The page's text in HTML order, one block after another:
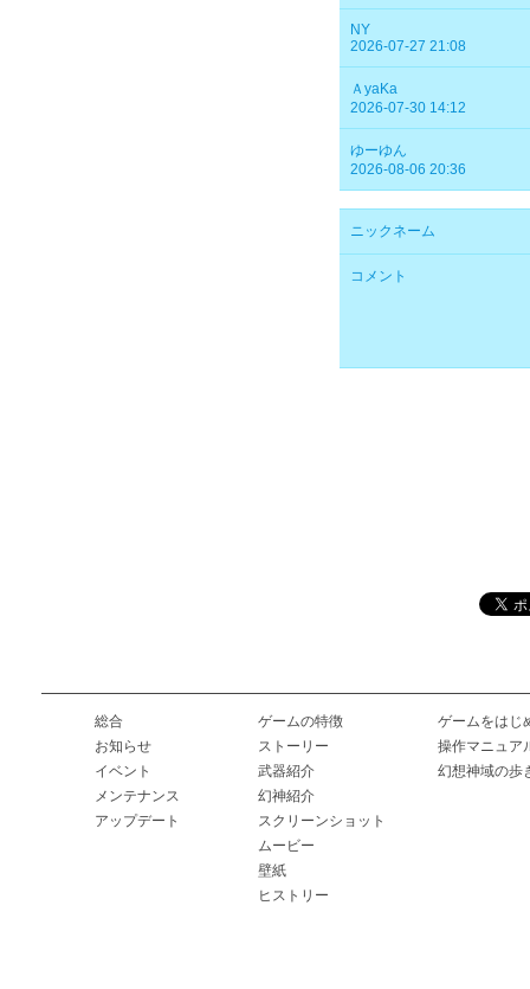
NY
2026-07-27 21:08
ＡyaKa
2026-07-30 14:12
ゆーゆん
2026-08-06 20:36
ニックネーム
コメント
総合
お知らせ
イベント
メンテナンス
アップデート
ゲームの特徴
ストーリー
武器紹介
幻神紹介
スクリーンショット
ムービー
壁紙
ヒストリー
ゲームをはじ
操作マニュア
幻想神域の歩